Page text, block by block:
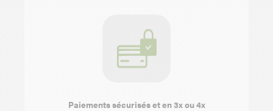
Paiements sécurisés et en 3x ou 4x